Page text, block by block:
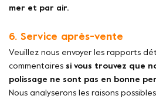
mer et par air.
6. Service après-vente
Veuillez nous envoyer les rapports
commentaires si vous trouvez que
polissage ne sont pas en bonne
Nous analyserons les raisons